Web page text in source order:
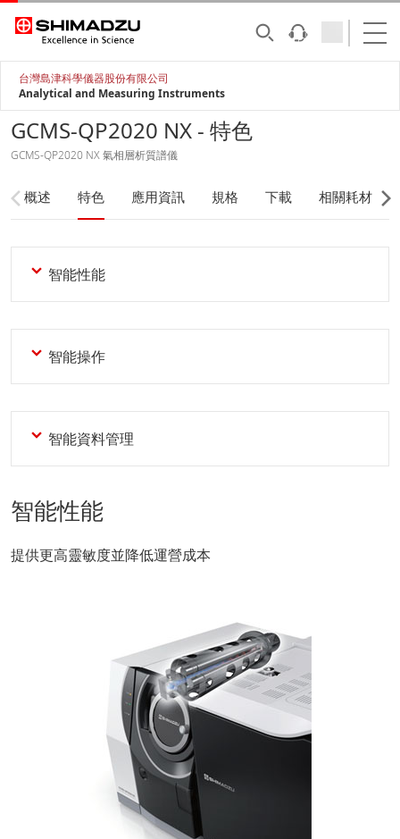
台灣島津科學儀器股份有限公司
Analytical and Measuring Instruments
GCMS-QP2020 NX - 特色
GCMS-QP2020 NX 氣相層析質譜儀
概述 特色 應用資訊 規格 下載 相關耗材
智能性能
智能操作
智能資料管理
智能性能
提供更高靈敏度並降低運營成本